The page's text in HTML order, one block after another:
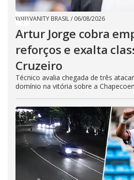
VANITY BRASIL/ 06/08/2026
Artur Jorge cobra
reforços e exalta
Cruzeiro
Técnico avalia chegada de três
domínio na vitória sobre a